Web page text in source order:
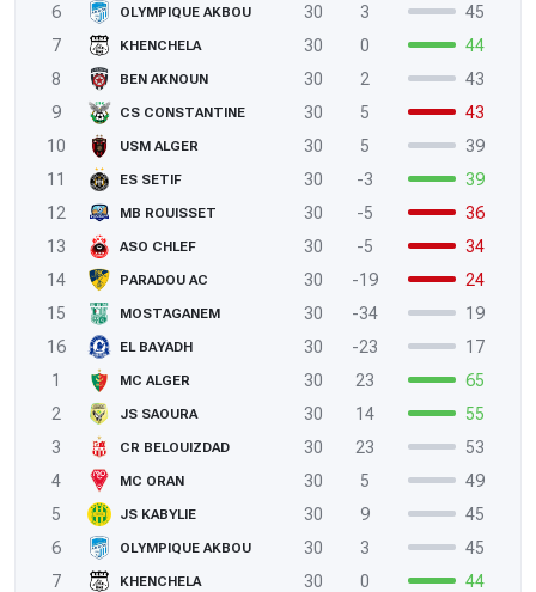
6
OLYMPIQUE AKBOU 30 3
45
7
KHENCHELA 30 0
44
8
BEN AKNOUN 30 2
43
9
CS CONSTANTINE 30 5
43
10
USM ALGER 30 5
39
11
ES SETIF 30 -3
39
12
MB ROUISSET 30 -5
36
13
ASO CHLEF 30 -5
34
14
PARADOU AC 30 -19
24
15
MOSTAGANEM 30 -34
19
16
EL BAYADH 30 -23
17
1
MC ALGER 30 23
65
2
JS SAOURA 30 14
55
3
CR BELOUIZDAD 30 23
53
4
MC ORAN 30 5
49
5
JS KABYLIE 30 9
45
6
OLYMPIQUE AKBOU 30 3
45
7
KHENCHELA 30 0
44